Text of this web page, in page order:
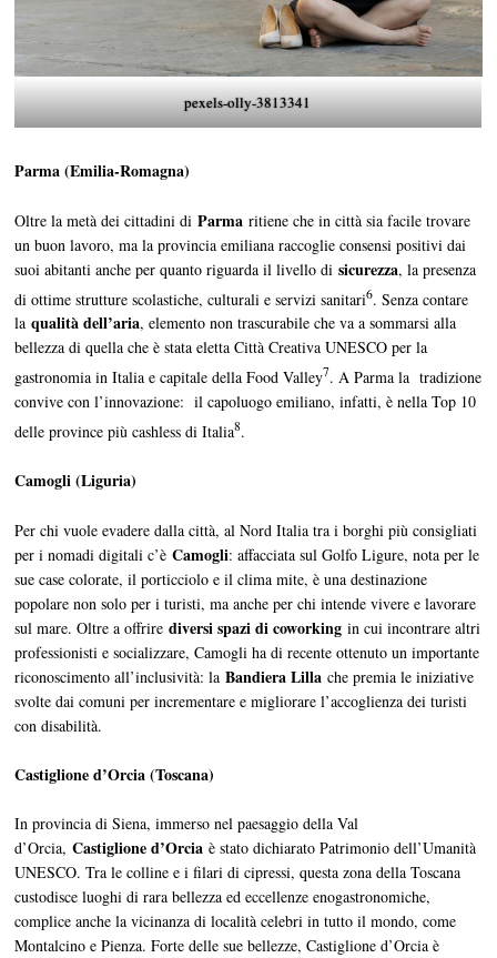
pexels-olly-3813341
Parma (Emilia-Romagna)
Oltre la metà dei cittadini diParma ritiene che in città sia facile trovare
un buon lavoro, ma la provincia emiliana raccoglie consensi positivi dai
suoi abitanti anche per quanto riguarda il livello disicurezza, la presenza
di ottime strutture scolastiche, culturali e servizi sanitari6. Senza contare
laqualità dell’aria, elemento non trascurabile che va a sommarsi alla
bellezza di quella che è stata eletta Città Creativa UNESCO per la
gastronomia in Italia e capitale della Food Valley7. A Parma la tradizione
convive con l’innovazione: il capoluogo emiliano, infatti, è nella Top 10
delle province più cashless di Italia8.
Camogli (Liguria)
Per chi vuole evadere dalla città, al Nord Italia tra i borghi più consigliati
per i nomadi digitali c’èCamogli: affacciata sul Golfo Ligure, nota per le
sue case colorate, il porticciolo e il clima mite, è una destinazione
popolare non solo per i turisti, ma anche per chi intende vivere e lavorare
sul mare. Oltre a offrirediversi spazi di coworkingin cui incontrare altri
professionisti e socializzare, Camogli ha di recente ottenuto un importante
riconoscimento all’inclusività: laBandiera Lilla che premia le iniziative
svolte dai comuni per incrementare e migliorare l’accoglienza dei turisti
con disabilità.
Castiglione d’Orcia (Toscana)
In provincia di Siena, immerso nel paesaggio della Val
d’Orcia,Castiglione d’Orcia è stato dichiarato Patrimonio dell’Umanità
UNESCO. Tra le colline e i filari di cipressi, questa zona della Toscana
custodisce luoghi di rara bellezza ed eccellenze enogastronomiche,
complice anche la vicinanza di località celebri in tutto il mondo, come
Montalcino e Pienza. Forte delle sue bellezze, Castiglione d’Orcia è